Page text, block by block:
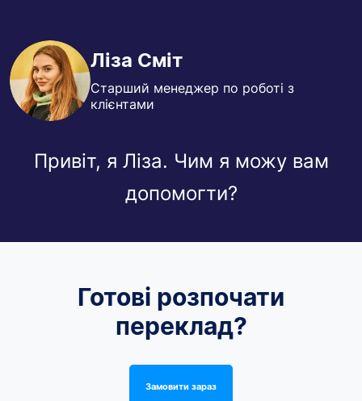
Ліза Сміт
Старший менеджер по роботі з
клієнтами
Привіт, я Ліза. Чим я можу вам
допомогти?
Готові розпочати
переклад?
Замовити зараз